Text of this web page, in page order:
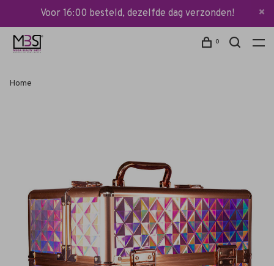
Voor 16:00 besteld, dezelfde dag verzonden!
0
Home